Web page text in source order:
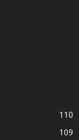
110
109